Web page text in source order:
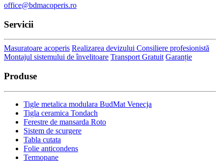
office@bdmacoperis.ro
Servicii
Masuratoare acoperis Realizarea devizului Consiliere profesionistă
Montajul sistemului de învelitoare Transport Gratuit Garanție
Produse
Tigle metalica modulara BudMat Venecja
Tigla ceramica Tondach
Ferestre de mansarda Roto
Sistem de scurgere
Tabla cutata
Folie anticondens
Termopane